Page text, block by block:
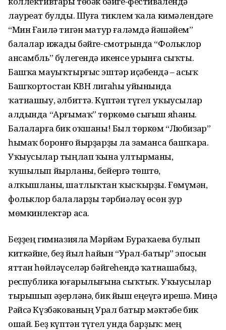
лауреат булды. Шуға тиклем ҡала кимәлендәге
“Мин Ғаилә тигән матур ғаләмдә йәшәйем”
балалар ижады бәйге-смотрында “Фольклор
ансамбль” бүлегендә икенсе урынға сыҡты.
Башҡа мауыҡтырғыс эштәр иҫәбендә – асыҡ
Башҡортостан КВН лигаһы уйынында
ҡатнашыу, әлбиттә. Күптән түгел уҡыусылар
алдында “Арғымаҡ” төркөмө сығыш яһаны.
Балаларға бик оҡшаны! Был төркөм “Любизар”
һымаҡ боронғо йырҙарҙы ла заманса башҡара.
Уҡыусылар тыңлап ҡына ултырманы,
ҡушылып йырланы, бейергә төштө,
алҡышланы, шатлыҡтан ҡысҡырҙы. Ғөмүмән,
фольклор балаларҙы тәрбиәләү өсөн ҙур
мөмкинлектәр аса.
Беҙҙең гимназияла Мәрйәм Бураҡаева булып
киткәйне, беҙ йыл һайын “Урал-батыр” эпосын
яттан һөйләүселәр бәйгеһендә ҡатнашабыҙ,
республика юғарылығына сыҡтыҡ. Уҡыусылар
тырышып әҙерләнә, бик йыш еңеүгә ирешә. Миңә
Рәйсә Күзбәкованың Урал батыр мәктәбе бик
ошай. Беҙ күптән түгел унда барҙыҡ: мең